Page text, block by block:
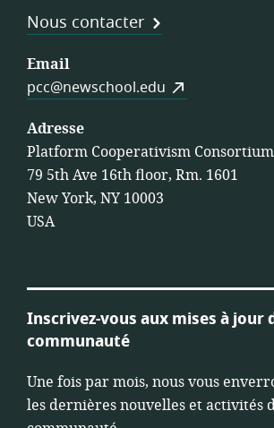
Nous contacter
Email
pcc@newschool.edu
Adresse
Platform Cooperativism Consortium
79 5th Ave 16th floor, Rm. 1601
New York, NY 10003
USA
Inscrivez-vous aux mises à jour
communauté
Une fois par mois, nous vous
les dernières nouvelles et activités